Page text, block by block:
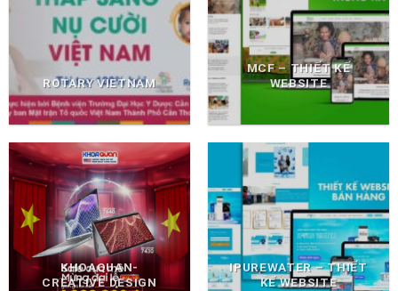
ROTARY VIETNAM
MCF – THIẾT KẾ
WEBSITE
KHOAQUAN-
CREATIVE DESIGN
IPUREWATER – THIẾT
KẾ WEBSITE